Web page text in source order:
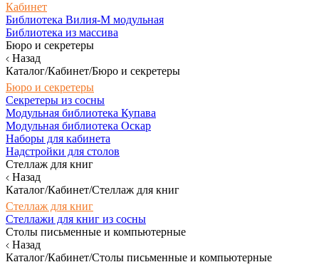
Кабинет
Библиотека Вилия-М модульная
Библиотека из массива
Бюро и секретеры
Назад
Каталог/Кабинет/Бюро и секретеры
Бюро и секретеры
Секретеры из сосны
Модульная библиотека Купава
Модульная библиотека Оскар
Наборы для кабинета
Надстройки для столов
Стеллаж для книг
Назад
Каталог/Кабинет/Стеллаж для книг
Стеллаж для книг
Стеллажи для книг из сосны
Столы письменные и компьютерные
Назад
Каталог/Кабинет/Столы письменные и компьютерные